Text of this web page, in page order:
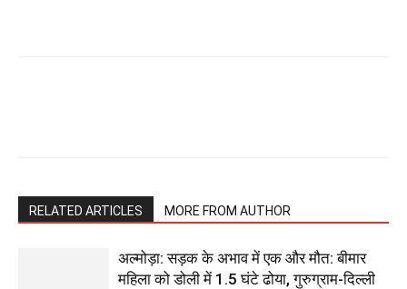
RELATED ARTICLES MORE FROM AUTHOR
अल्मोड़ा: सड़क के अभाव में एक और मौत: बीमार
महिला को डोली में 1.5 घंटे ढोया, गुरुग्राम-दिल्ली